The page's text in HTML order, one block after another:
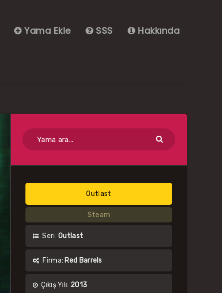
Yama Ekle SSS Hakkında
Outlast
Steam
Seri: Outlast
Firma: Red Barrels
Çıkış Yılı: 2013